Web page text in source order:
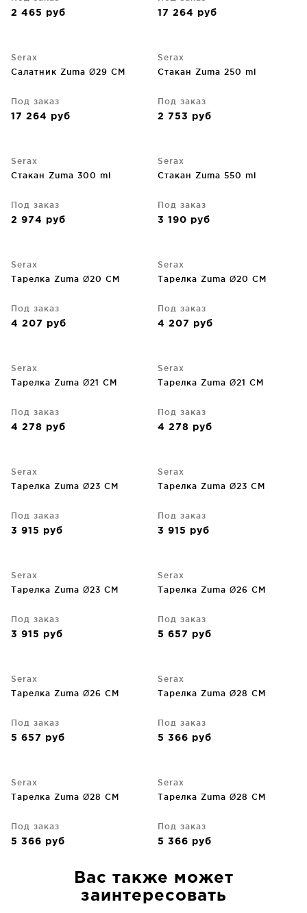
2 465 руб 17 264 руб
Serax
Салатник Zuma Ø29 CM
Под заказ
17 264 руб
Serax
Стакан Zuma 250 ml
Под заказ
2 753 руб
Serax
Стакан Zuma 300 ml
Под заказ
2 974 руб
Serax
Стакан Zuma 550 ml
Под заказ
3 190 руб
Serax
Тарелка Zuma Ø20 CM
Под заказ
4 207 руб
Serax
Тарелка Zuma Ø20 CM
Под заказ
4 207 руб
Serax
Тарелка Zuma Ø21 CM
Под заказ
4 278 руб
Serax
Тарелка Zuma Ø21 CM
Под заказ
4 278 руб
Serax
Тарелка Zuma Ø23 CM
Под заказ
3 915 руб
Serax
Тарелка Zuma Ø23 CM
Под заказ
3 915 руб
Serax
Тарелка Zuma Ø23 CM
Под заказ
3 915 руб
Serax
Тарелка Zuma Ø26 CM
Под заказ
5 657 руб
Serax
Тарелка Zuma Ø26 CM
Под заказ
5 657 руб
Serax
Тарелка Zuma Ø28 CM
Под заказ
5 366 руб
Serax
Тарелка Zuma Ø28 CM
Под заказ
5 366 руб
Serax
Тарелка Zuma Ø28 CM
Под заказ
5 366 руб
Вас также может
заинтересовать